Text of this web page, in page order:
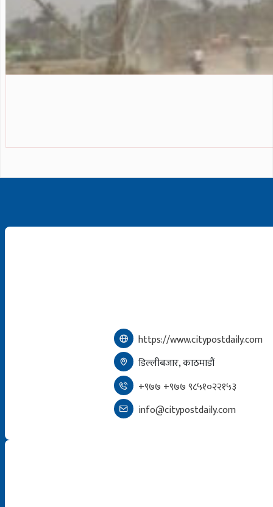
https://www.citypostdaily.com
डिल्लीबजार, काठमाडौं
+९७७ +९७७ ९८५१०२२१५३
info@citypostdaily.com